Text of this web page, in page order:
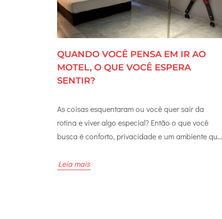
QUANDO VOCÊ PENSA EM IR AO
MOTEL, O QUE VOCÊ ESPERA
SENTIR?
As coisas esquentaram ou você quer sair da
rotina e viver algo especial? Então o que você
busca é conforto, privacidade e um ambiente que
motel vai muito além de apenas escolher uma
Leia mais